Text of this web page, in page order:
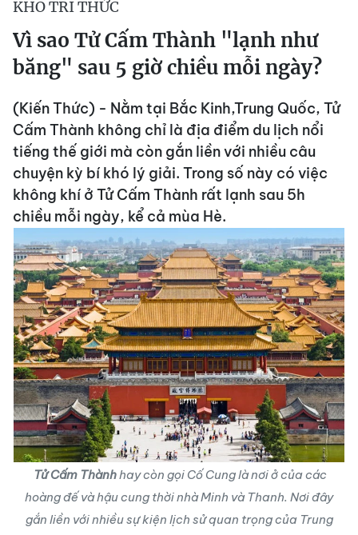
KHO TRI THỨC
Vì sao Tử Cấm Thành "lạnh như
băng" sau 5 giờ chiều mỗi ngày?
(Kiến Thức) - Nằm tại Bắc Kinh,Trung Quốc, Tử
Cấm Thành không chỉ là địa điểm du lịch nổi
tiếng thế giới mà còn gắn liền với nhiều câu
chuyện kỳ bí khó lý giải. Trong số này có việc
không khí ở Tử Cấm Thành rất lạnh sau 5h
chiều mỗi ngày, kể cả mùa Hè.
Tử Cấm Thànhhay còn gọi Cố Cung là nơi ở của các
hoàng đế và hậu cung thời nhà Minh và Thanh. Nơi đây
gắn liền với nhiều sự kiện lịch sử quan trọng của Trung